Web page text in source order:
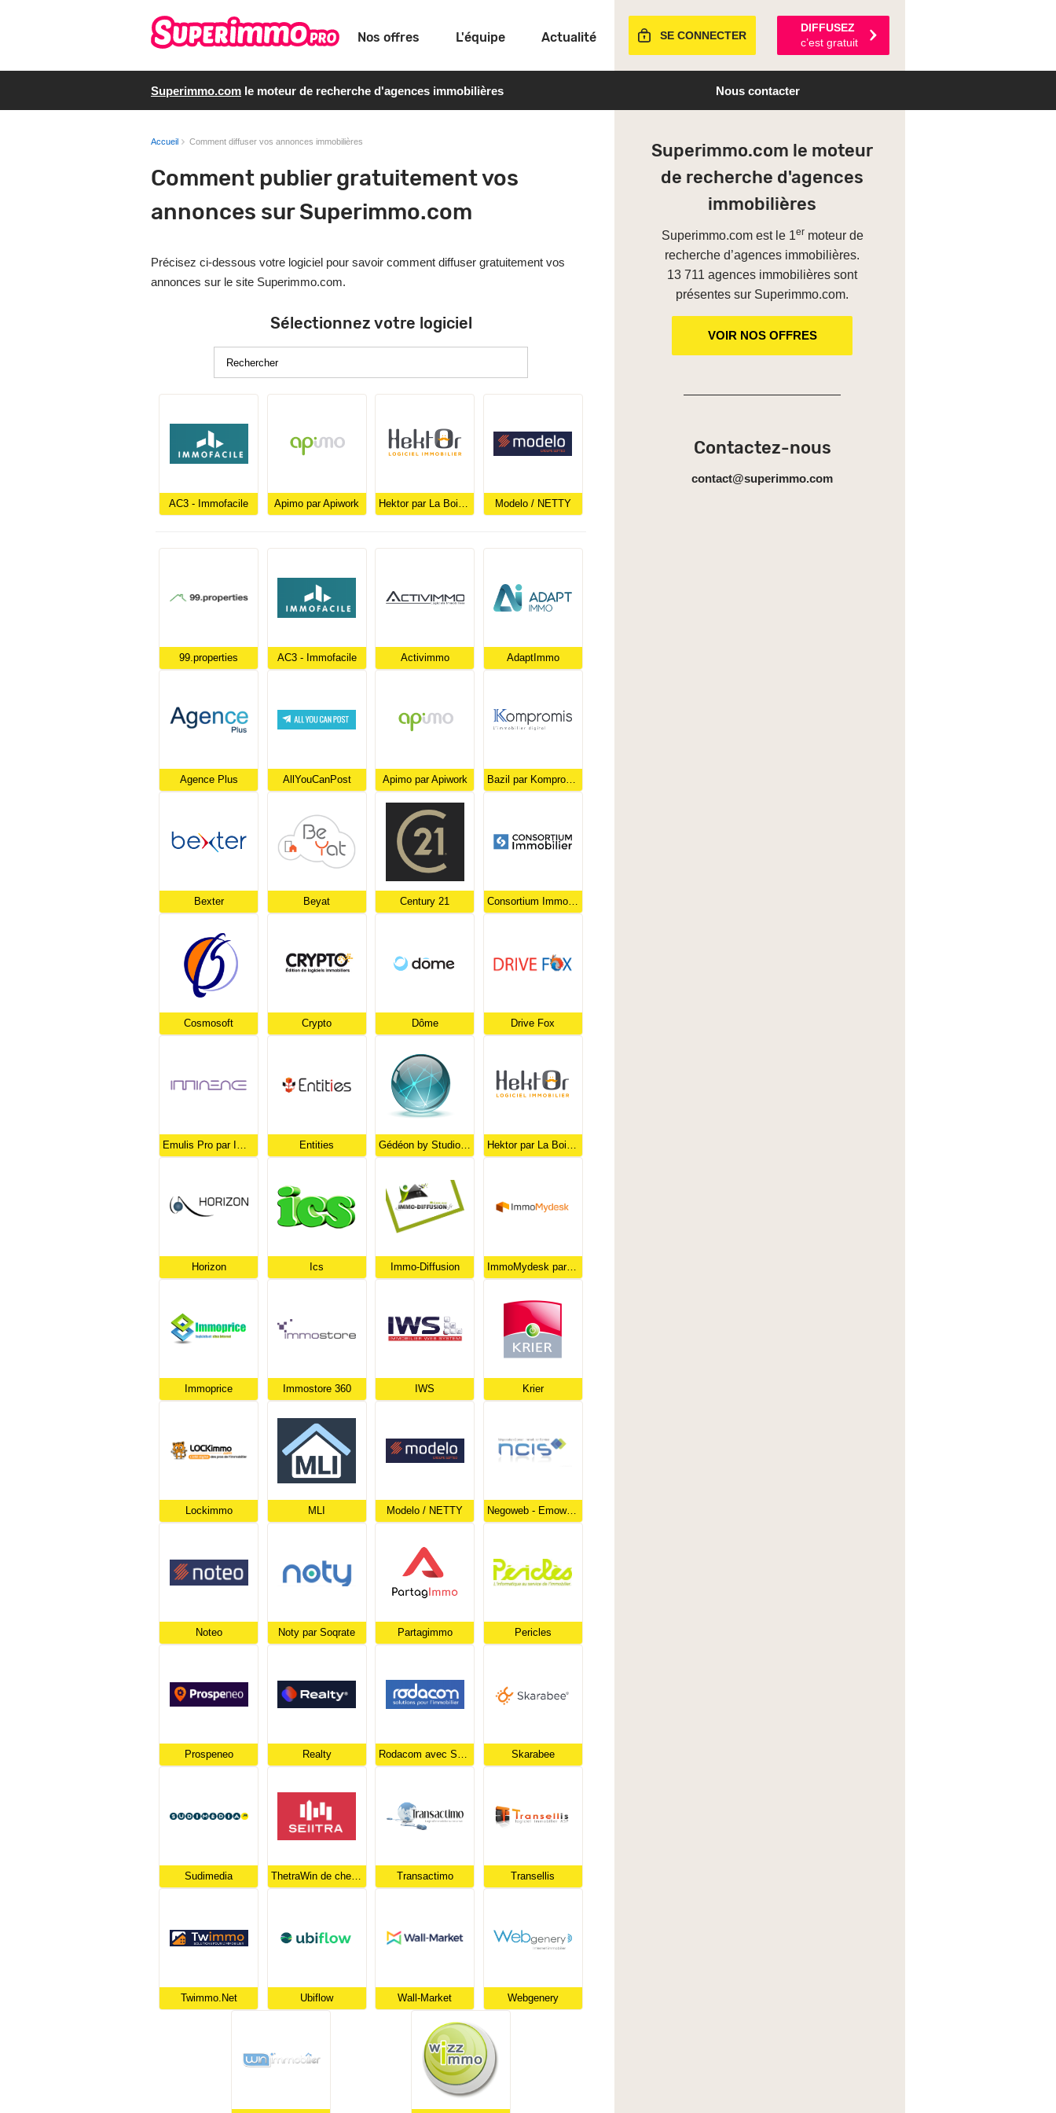
Nos offres L'équipe Actualité SE CONNECTER
DIFFUSEZ
c’est gratuit
Superimmo.com le moteur de recherche d'agences immobilières Nous contacter
Accueil Comment diffuser vos annonces immobilières
Comment publier gratuitement vos
annonces sur Superimmo.com
Précisez ci-dessous votre logiciel pour savoir comment diffuser gratuitement vos
annonces sur le site Superimmo.com.
Sélectionnez votre logiciel
AC3 - Immofacile Apimo par Apiwork Hektor par La Boite Immo Modelo / NETTY
99.properties AC3 - Immofacile Activimmo AdaptImmo
Agence Plus AllYouCanPost Apimo par Apiwork Bazil par Kompromis
Bexter Beyat Century 21 Consortium Immobilier - LesClesDuMidi
Cosmosoft Crypto Dôme Drive Fox
Emulis Pro par Imminence Entities Gédéon by StudioNet Hektor par La Boite Immo
Horizon Ics Immo-Diffusion ImmoMydesk par Chronotech
Immoprice Immostore 360 IWS Krier
Lockimmo MLI Modelo / NETTY Negoweb - Emoweb par NCIS Immo
Noteo Noty par Soqrate Partagimmo Pericles
Prospeneo Realty Rodacom avec Sphere Cloud Skarabee
Sudimedia ThetraWin de chez Seiitra Transactimo Transellis
Twimmo.Net Ubiflow Wall-Market Webgenery
Superimmo.com le moteur
de recherche d'agences
immobilières
Superimmo.com est le 1er moteur de
recherche d’agences immobilières.
13 711 agences immobilières sont
présentes sur Superimmo.com.
VOIR NOS OFFRES
Contactez-nous
contact@superimmo.com